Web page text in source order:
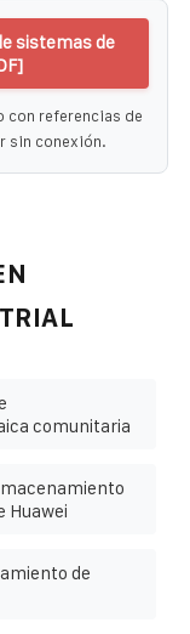
sistemas de
con referencias de
sin conexión.
comunitaria
Huawei
de